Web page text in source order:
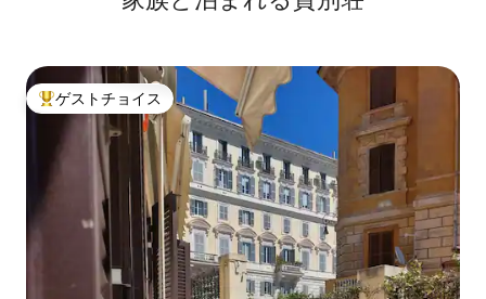
大好評のゲストチョイスです。
ゲストチョイス